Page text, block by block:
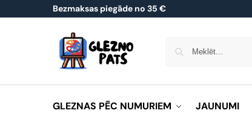
Bezmaksas piegāde no 35 €
GLEZNAS PĒC NUMURIEM JAUNUMI